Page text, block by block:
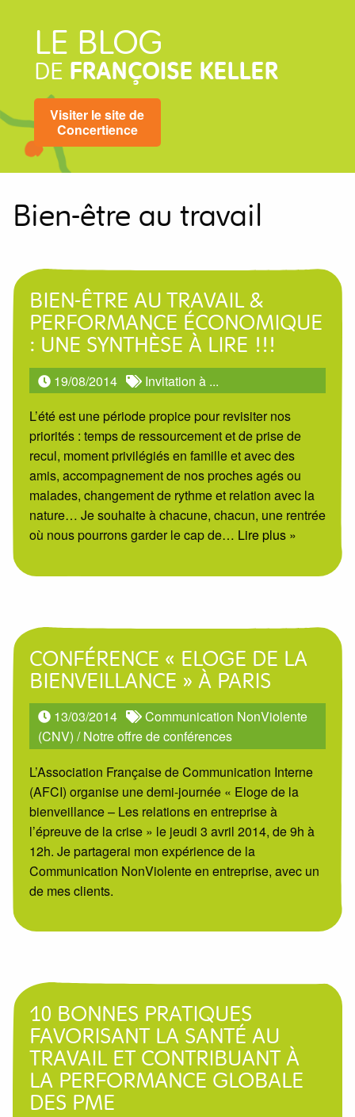
LE BLOG
DE FRANÇOISE KELLER
Visiter le site de
Concertience
Bien-être au travail
BIEN-ÊTRE AU TRAVAIL &
PERFORMANCE ÉCONOMIQUE
: UNE SYNTHÈSE À LIRE !!!
19/08/2014
Invitation à ...
L’été est une période propice pour revisiter nos
priorités : temps de ressourcement et de prise de
recul, moment privilégiés en famille et avec des
amis, accompagnement de nos proches agés ou
malades, changement de rythme et relation avec la
nature… Je souhaite à chacune, chacun, une rentrée
où nous pourrons garder le cap de… Lire plus »
CONFÉRENCE « ELOGE DE LA
BIENVEILLANCE » À PARIS
13/03/2014
Communication NonViolente
(CNV) /Notre offre de conférences
L’Association Française de Communication Interne
(AFCI) organise une demi-journée « Eloge de la
bienveillance – Les relations en entreprise à
l’épreuve de la crise » le jeudi 3 avril 2014, de 9h à
12h. Je partagerai mon expérience de la
Communication NonViolente en entreprise, avec un
de mes clients.
10 BONNES PRATIQUES
FAVORISANT LA SANTÉ AU
TRAVAIL ET CONTRIBUANT À
LA PERFORMANCE GLOBALE
DES PME